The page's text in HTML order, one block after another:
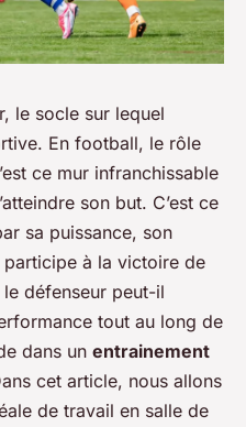
le socle sur lequel
En football, le rôle
ce mur infranchissable
son but. C’est ce
sa puissance, son
à la victoire de
défenseur peut-il
tout au long de
dans un entrainement
cet article, nous allons
de travail en salle de